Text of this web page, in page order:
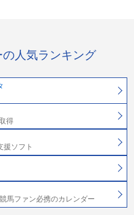
の人気ランキング
得
援ソフト
馬ファン必携のカレンダー